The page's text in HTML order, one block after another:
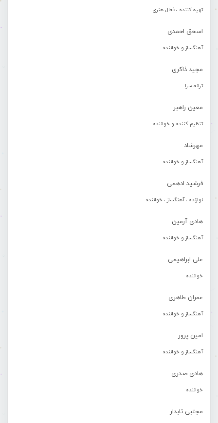
تهیه کننده ، فعال هنری
اسحق احمدی
آهنگساز و خواننده
مجید ذاکری
ترانه سرا
معین راهبر
تنظیم کننده و خواننده
مهرشاد
آهنگساز و خواننده
فرشید ادهمی
نوازنده ، آهنگساز ، خواننده
هادی آرمین
آهنگساز و خواننده
علی ابراهیمی
خواننده
عمران طاهری
آهنگساز و خواننده
امین پرور
آهنگساز و خواننده
هادی صدری
خواننده
مجتبی تابدار